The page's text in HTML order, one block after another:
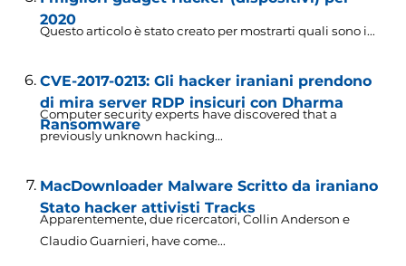
2020
Questo articolo è stato creato per mostrarti quali sono i...
CVE-2017-0213: Gli hacker iraniani prendono
di mira server RDP insicuri con Dharma
Ransomware
Computer security experts have discovered that a
previously unknown hacking...
MacDownloader Malware Scritto da iraniano
Stato hacker attivisti Tracks
Apparentemente, due ricercatori, Collin Anderson e
Claudio Guarnieri, have come...